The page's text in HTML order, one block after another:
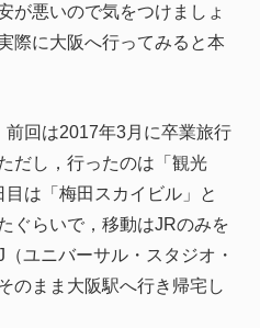
が悪いので気をつけましょ
際に大阪へ行ってみると本
回は2017年3月に卒業旅行
だし，行ったのは「観光
は「梅田スカイビル」と
ぐらいで，移動はJRのみを
ユニバーサル・スタジオ・
のまま大阪駅へ行き帰宅し